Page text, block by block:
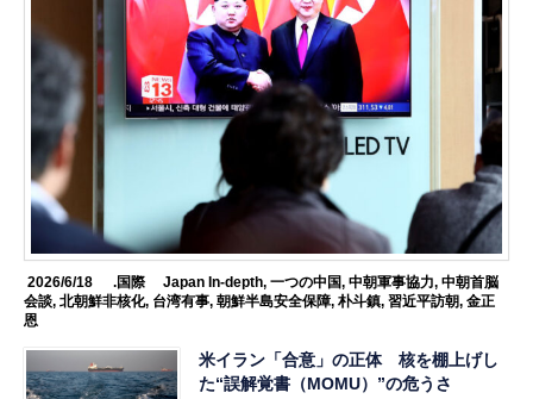
2026/6/18 .国際 Japan In-depth, 一つの中国, 中朝軍事協力, 中朝首脳
会談,北朝鮮非核化, 台湾有事,朝鮮半島安全保障,朴斗鎮,習近平訪朝,金正
恩
米イラン「合意」の正体 核を棚上げし
た“誤解覚書（MOMU）”の危うさ